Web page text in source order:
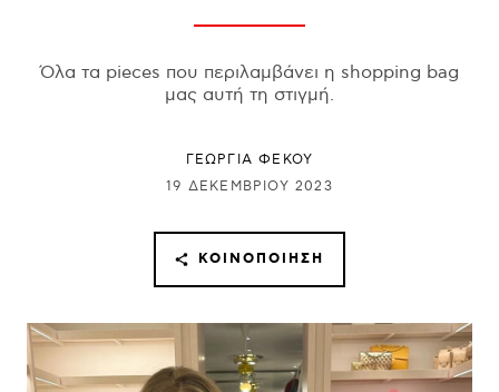
Όλα τα pieces που περιλαμβάνει η shopping bag
μας αυτή τη στιγμή.
ΓΕΩΡΓΙΑ ΦΕΚΟΥ
19 ΔΕΚΕΜΒΡΊΟΥ 2023
ΚΟΙΝΟΠΟΊΗΣΗ